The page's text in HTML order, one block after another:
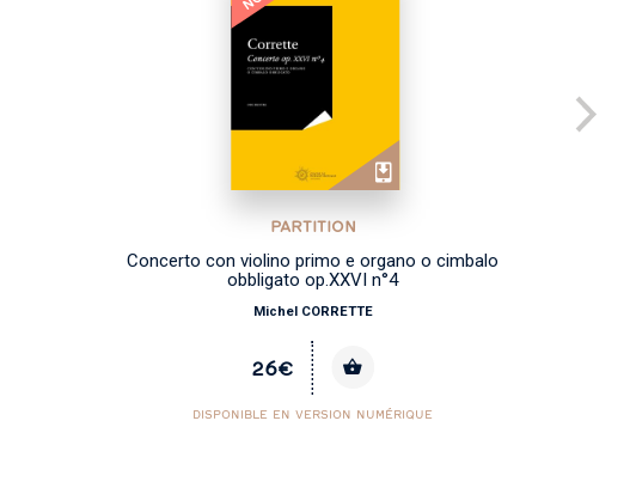
PARTITION
Concerto con violino primo e organo o cimbalo
obbligato op.XXVI n°4
Michel CORRETTE
26€
DISPONIBLE EN VERSION NUMÉRIQUE